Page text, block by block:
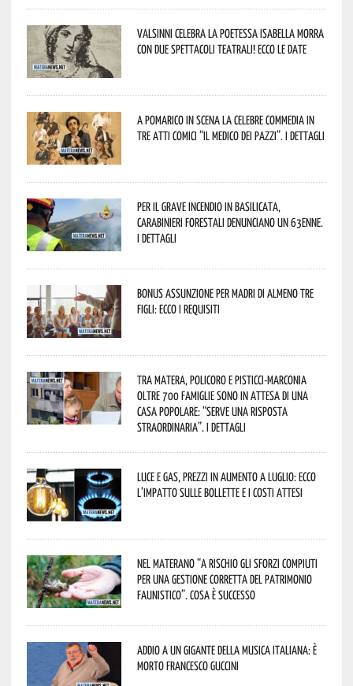
Valsinni celebra la poetessa Isabella Morra
con due spettacoli teatrali! Ecco le date
A Pomarico in scena la celebre commedia in
tre atti comici “Il medico dei pazzi”. I dettagli
Per il grave incendio in Basilicata,
Carabinieri forestali denunciano un 63enne.
I dettagli
Bonus assunzione per madri di almeno tre
figli: ecco i requisiti
Tra Matera, Policoro e Pisticci-Marconia
oltre 700 famiglie sono in attesa di una
casa popolare: “serve una risposta
straordinaria”. I dettagli
Luce e gas, prezzi in aumento a luglio: ecco
l’impatto sulle bollette e i costi attesi
Nel materano “a rischio gli sforzi compiuti
per una gestione corretta del patrimonio
faunistico”. Cosa è successo
Addio a un gigante della musica italiana: è
morto Francesco Guccini